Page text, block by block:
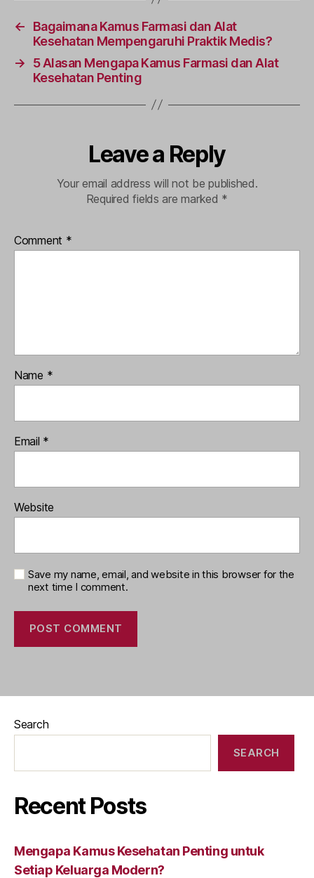
←
Bagaimana Kamus Farmasi dan Alat
Kesehatan Mempengaruhi Praktik Medis?
→
5 Alasan Mengapa Kamus Farmasi dan Alat
Kesehatan Penting
Leave a Reply
Your email address will not be published.
Required fields are marked *
Comment *
Name *
Email *
Website
Save my name, email, and website in this browser for the
next time I comment.
Search
SEARCH
Recent Posts
Mengapa Kamus Kesehatan Penting untuk
Setiap Keluarga Modern?